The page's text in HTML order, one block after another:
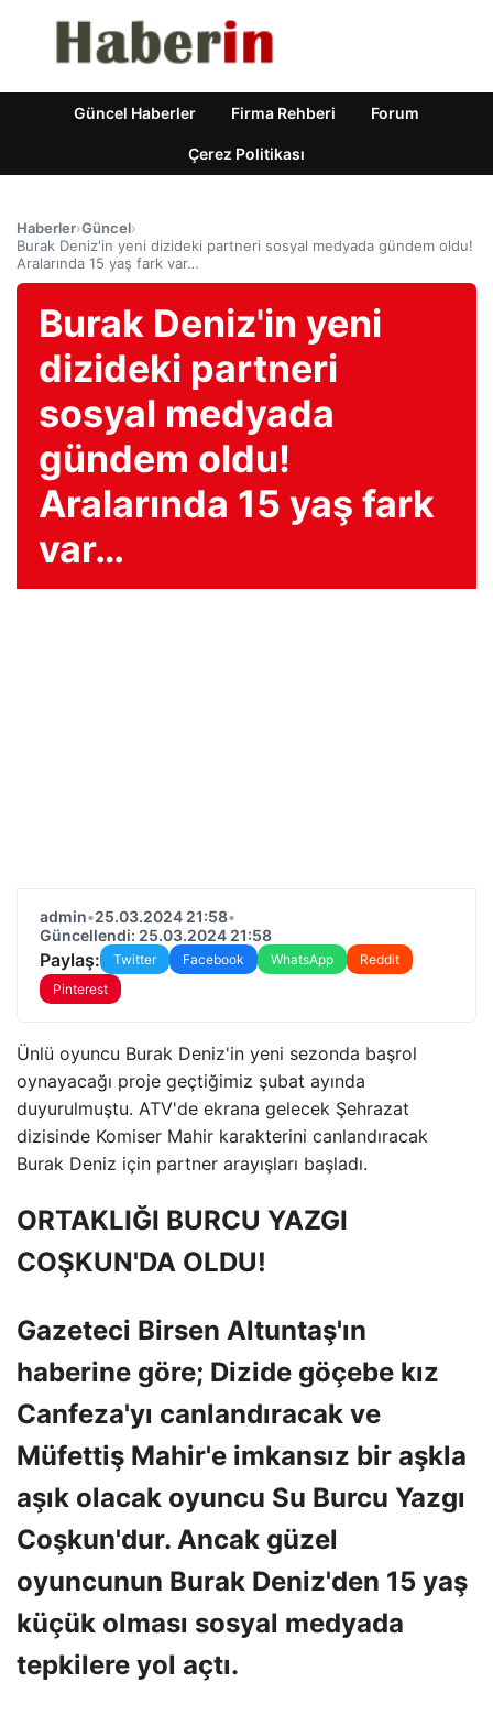
Güncel Haberler Firma Rehberi Forum
Çerez Politikası
Haberler›Güncel›
Burak Deniz'in yeni dizideki partneri sosyal medyada gündem oldu!
Aralarında 15 yaş fark var…
Burak Deniz'in yeni
dizideki partneri
sosyal medyada
gündem oldu!
Aralarında 15 yaş fark
var…
admin•25.03.2024 21:58•
Güncellendi: 25.03.2024 21:58
Paylaş: Twitter Facebook WhatsApp
Reddit
Pinterest
Ünlü oyuncu Burak Deniz'in yeni sezonda başrol
oynayacağı proje geçtiğimiz şubat ayında
duyurulmuştu. ATV'de ekrana gelecek Şehrazat
dizisinde Komiser Mahir karakterini canlandıracak
Burak Deniz için partner arayışları başladı.
ORTAKLIĞI BURCU YAZGI
COŞKUN'DA OLDU!
Gazeteci Birsen Altuntaş'ın
haberine göre; Dizide göçebe kız
Canfeza'yı canlandıracak ve
Müfettiş Mahir'e imkansız bir aşkla
aşık olacak oyuncu Su Burcu Yazgı
Coşkun'dur. Ancak güzel
oyuncunun Burak Deniz'den 15 yaş
küçük olması sosyal medyada
tepkilere yol açtı.